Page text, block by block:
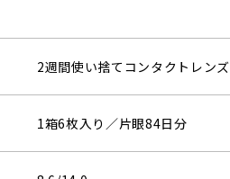
2週間使い捨てコンタクトレンズ
1箱6枚入り／片眼84日分